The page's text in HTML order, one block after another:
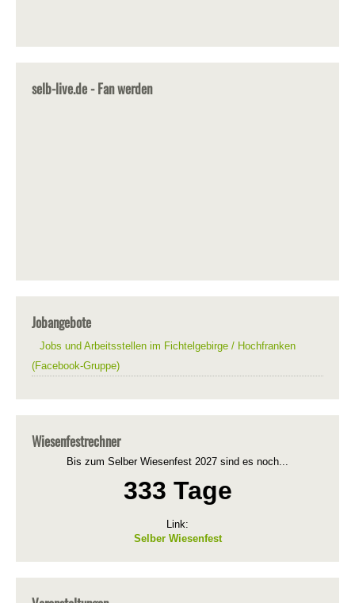
selb-live.de - Fan werden
Jobangebote
Jobs und Arbeitsstellen im Fichtelgebirge / Hochfranken
(Facebook-Gruppe)
Wiesenfestrechner
Bis zum Selber Wiesenfest 2027 sind es noch...
333 Tage
Link:
Selber Wiesenfest